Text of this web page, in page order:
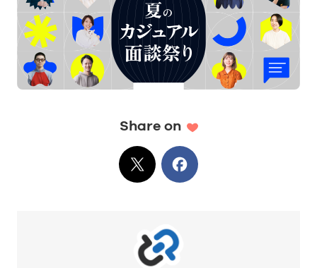
Share on
XでシェアFacebook